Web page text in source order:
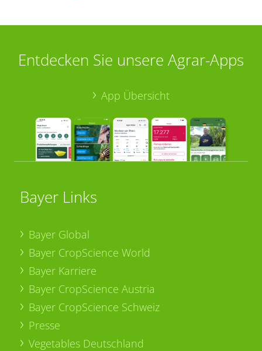
Entdecken Sie unsere Agrar-Apps
App Übersicht
Bayer Links
Bayer Global
Bayer CropScience World
Bayer Karriere
Bayer CropScience Austria
Bayer CropScience Schweiz
Presse
Vegetables Deutschland